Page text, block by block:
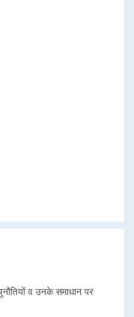
व उनके समाधान पर